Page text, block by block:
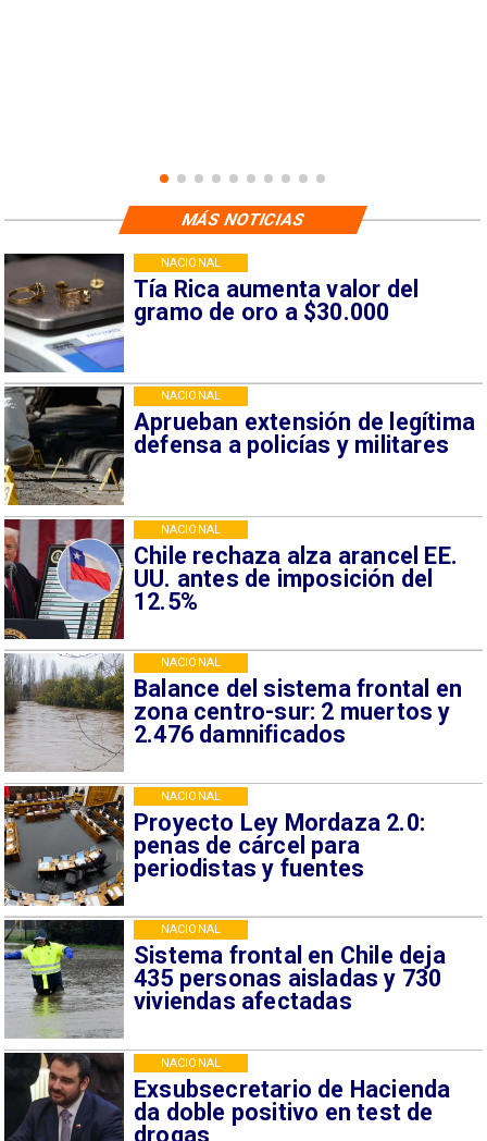
Tía Rica aumenta valor del
gramo de oro a $30.000
NACIONAL
Aprueban extensión de legítima
defensa a policías y militares
NACIONAL
Chile rechaza alza arancel EE.
UU. antes de imposición del
12.5%
NACIONAL
Balance del sistema frontal en
zona centro-sur: 2 muertos y
2.476 damnificados
NACIONAL
Proyecto Ley Mordaza 2.0:
penas de cárcel para
periodistas y fuentes
NACIONAL
Sistema frontal en Chile deja
435 personas aisladas y 730
viviendas afectadas
NACIONAL
Exsubsecretario de Hacienda
da doble positivo en test de
drogas
NACIONAL
MÁS NOTICIAS